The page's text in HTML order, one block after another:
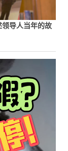
导人当年的故